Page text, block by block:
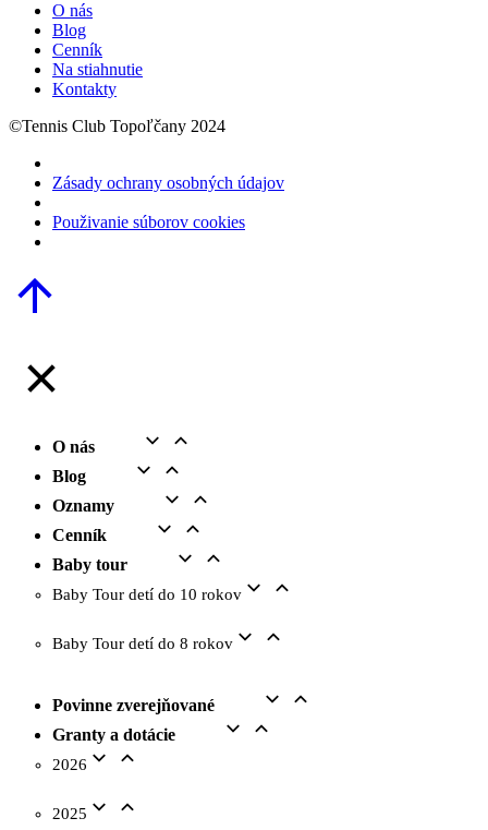
O nás
Blog
Cenník
Na stiahnutie
Kontakty
©Tennis Club Topoľčany 2024
Zásady ochrany osobných údajov
Použivanie súborov cookies
O nás
Blog
Oznamy
Cenník
Baby tour
Baby Tour detí do 10 rokov
Baby Tour detí do 8 rokov
Povinne zverejňované
Granty a dotácie
2026
2025